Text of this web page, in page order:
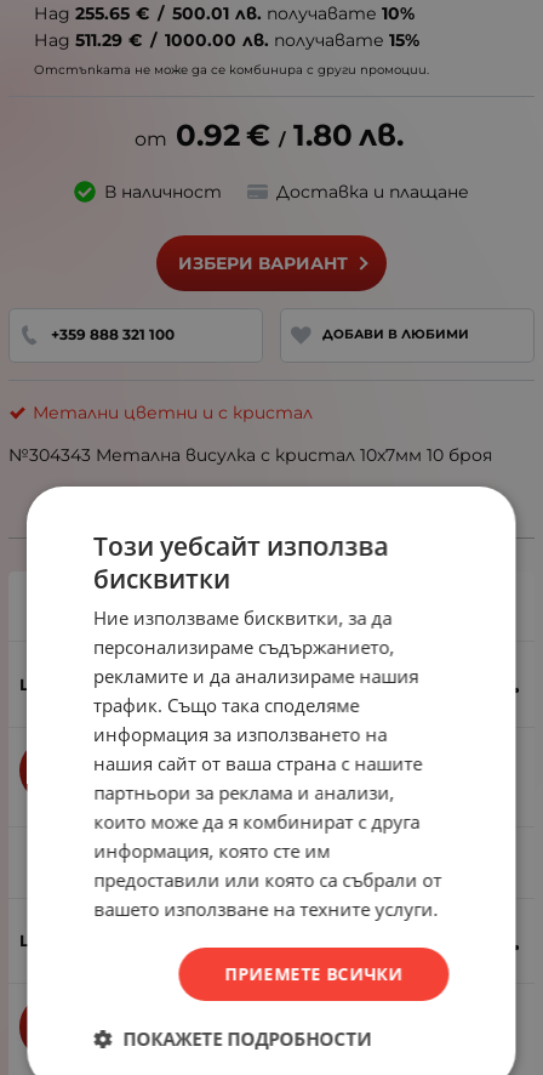
Над 255.65 € / 500.01 лв. получавате 10%
Над 511.29 € / 1000.00 лв. получавате 15%
Отстъпката не може да се комбинира с други промоции.
0.92€ / 1.80 лв.
В наличност Доставка и плащане
ИЗБЕРИ ВАРИАНТ
+359 888 321 100 ДОБАВИ В ЛЮБИМИ
Метални цветни и с кристал
№304343 Метална висулка с кристал 10x7мм 10 броя
Избери вариант
1 пак - 10 броя
0.92€ / 1.80 лв.
бр. КУПИ
1 пак - 100 броя
6.90€ / 13.50 лв.
Този уебсайт използва
бисквитки
Ние използваме бисквитки, за да
персонализираме съдържанието,
рекламите и да анализираме нашия
трафик. Също така споделяме
информация за използването на
нашия сайт от ваша страна с нашите
партньори за реклама и анализи,
които може да я комбинират с друга
информация, която сте им
предоставили или която са събрали от
вашето използване на техните услуги.
ПРИЕМЕТЕ ВСИЧКИ
ПОКАЖЕТЕ ПОДРОБНОСТИ